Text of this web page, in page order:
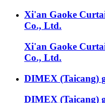
Xi'an Gaoke
Co., Ltd.
Xi'an Gaoke
Co., Ltd.
DIMEX (Taicang)
DIMEX (Taicang)